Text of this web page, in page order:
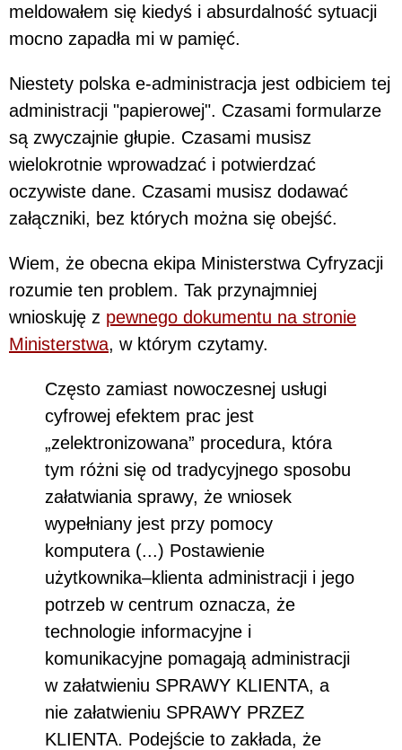
meldowałem się kiedyś i absurdalność sytuacji
mocno zapadła mi w pamięć.
Niestety polska e-administracja jest odbiciem tej
administracji "papierowej". Czasami formularze
są zwyczajnie głupie. Czasami musisz
wielokrotnie wprowadzać i potwierdzać
oczywiste dane. Czasami musisz dodawać
załączniki, bez których można się obejść.
Wiem, że obecna ekipa Ministerstwa Cyfryzacji
rozumie ten problem. Tak przynajmniej
wnioskuję z pewnego dokumentu na stronie
Ministerstwa, w którym czytamy.
Często zamiast nowoczesnej usługi
cyfrowej efektem prac jest
„zelektronizowana” procedura, która
tym różni się od tradycyjnego sposobu
załatwiania sprawy, że wniosek
wypełniany jest przy pomocy
komputera (...) Postawienie
użytkownika–klienta administracji i jego
potrzeb w centrum oznacza, że
technologie informacyjne i
komunikacyjne pomagają administracji
w załatwieniu SPRAWY KLIENTA, a
nie załatwieniu SPRAWY PRZEZ
KLIENTA. Podejście to zakłada, że